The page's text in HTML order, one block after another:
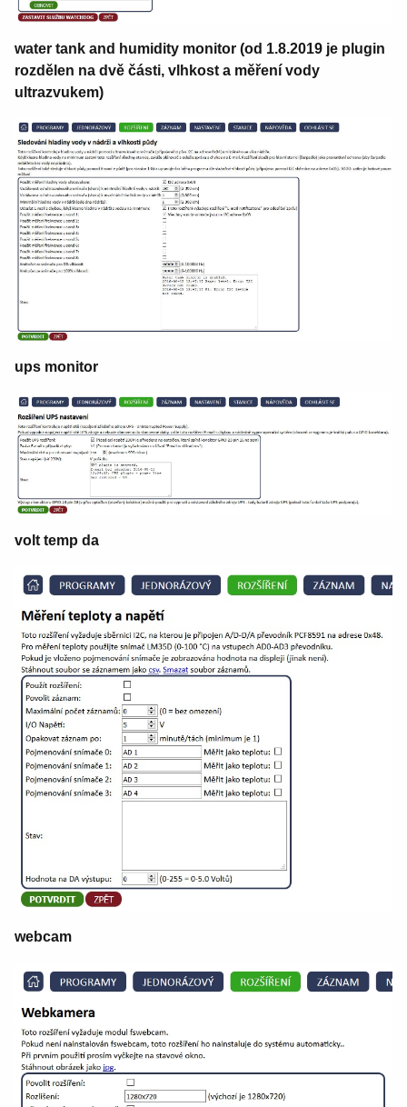
water tank and humidity monitor (od 1.8.2019 je plugin
rozdělen na dvě části, vlhkost a měření vody
ultrazvukem)
ups monitor
volt temp da
webcam